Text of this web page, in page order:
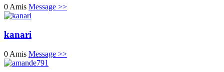
0 Amis Message >>
kanari
0 Amis Message >>